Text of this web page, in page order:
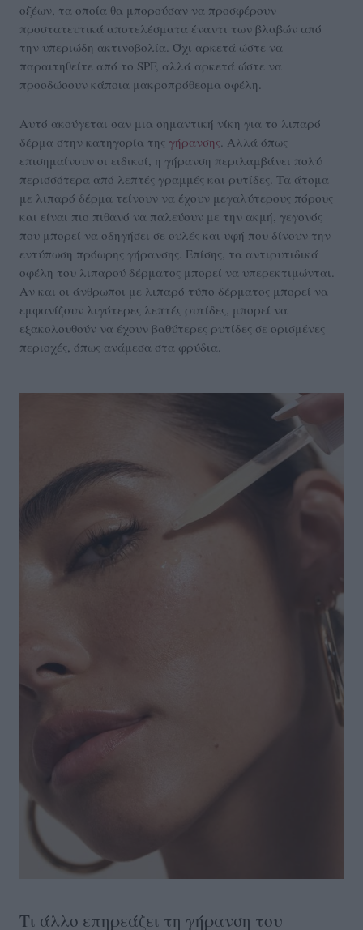
οξέων, τα οποία θα μπορούσαν να προσφέρουν
προστατευτικά αποτελέσματα έναντι των βλαβών από
την υπεριώδη ακτινοβολία. Όχι αρκετά ώστε να
παραιτηθείτε από το SPF, αλλά αρκετά ώστε να
προσδώσουν κάποια μακροπρόθεσμα οφέλη.
Αυτό ακούγεται σαν μια σημαντική νίκη για το λιπαρό
δέρμα στην κατηγορία της γήρανσης . Αλλά όπως
επισημαίνουν οι ειδικοί, η γήρανση περιλαμβάνει πολύ
περισσότερα από λεπτές γραμμές και ρυτίδες. Τα άτομα
με λιπαρό δέρμα τείνουν να έχουν μεγαλύτερους πόρους
και είναι πιο πιθανό να παλεύουν με την ακμή, γεγονός
που μπορεί να οδηγήσει σε ουλές και υφή που δίνουν την
εντύπωση πρόωρης γήρανσης. Επίσης, τα αντιρυτιδικά
οφέλη του λιπαρού δέρματος μπορεί να υπερεκτιμώνται.
Αν και οι άνθρωποι με λιπαρό τύπο δέρματος μπορεί να
εμφανίζουν λιγότερες λεπτές ρυτίδες, μπορεί να
εξακολουθούν να έχουν βαθύτερες ρυτίδες σε ορισμένες
περιοχές, όπως ανάμεσα στα φρύδια.
Τι άλλο επηρεάζει τη γήρανση του